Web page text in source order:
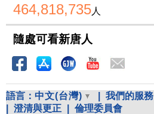
464,818,735人
隨處可看新唐人
語言： 中文(台灣) 我們的服務
澄清與更正 倫理委員會